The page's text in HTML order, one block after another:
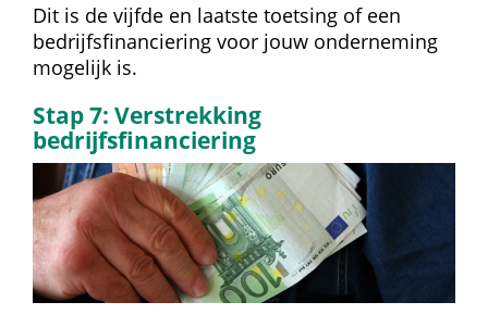
Dit is de vijfde en laatste toetsing of een
bedrijfsfinanciering voor jouw onderneming
mogelijk is.
Stap 7: Verstrekking
bedrijfsfinanciering